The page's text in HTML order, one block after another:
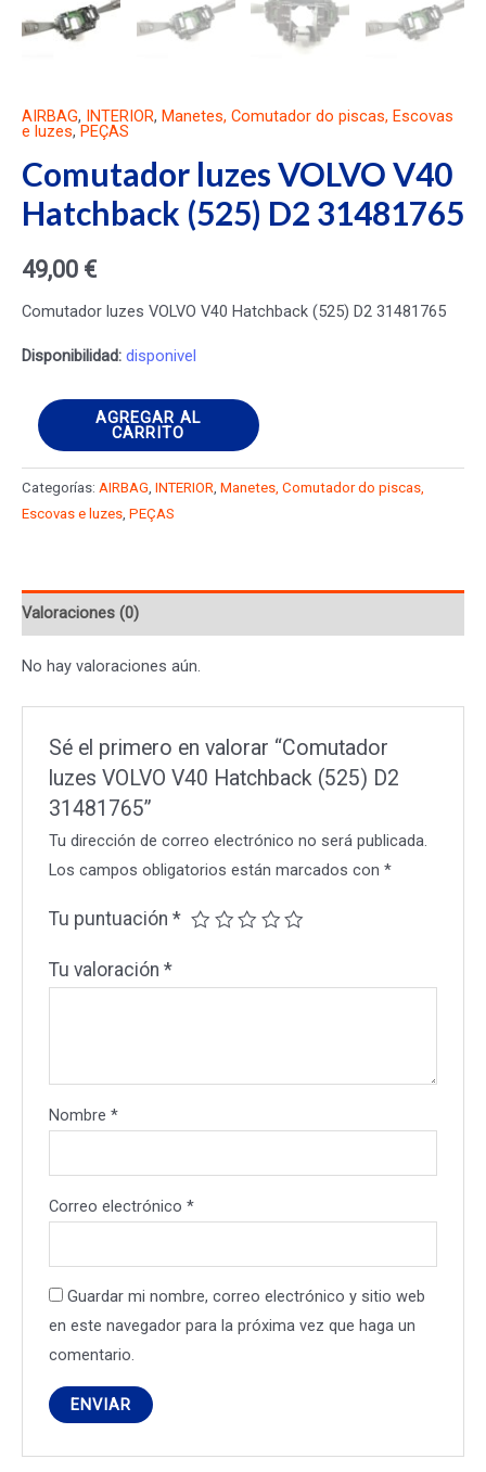
AIRBAG, INTERIOR, Manetes, Comutador do piscas, Escovas
e luzes, PEÇAS
Comutador luzes VOLVO V40
Hatchback (525) D2 31481765
49,00 €
Comutador luzes VOLVO V40 Hatchback (525) D2 31481765
Disponibilidad: disponivel
Comutador
luzes
VOLVO
D2
31481765
AGREGAR AL
CARRITO
Categorías: AIRBAG, INTERIOR, Manetes, Comutador do piscas,
Escovas e luzes, PEÇAS
Valoraciones (0)
No hay valoraciones aún.
Sé el primero en valorar “Comutador
luzes VOLVO V40 Hatchback (525) D2
31481765”
Tu dirección de correo electrónico no será publicada.
Los campos obligatorios están marcados con*
Tu puntuación*
Tu valoración*
Nombre*
Correo electrónico*
Guardar mi nombre, correo electrónico y sitio web
en este navegador para la próxima vez que haga un
comentario.